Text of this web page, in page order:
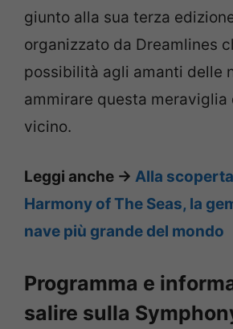
giunto alla sua terza
organizzato da Dreamlines
possibilità agli amanti delle
ammirare questa meraviglia
vicino.
Leggi anche -> Alla
Harmony of The Seas, la
nave più grande del mondo
Programma e
salire sulla